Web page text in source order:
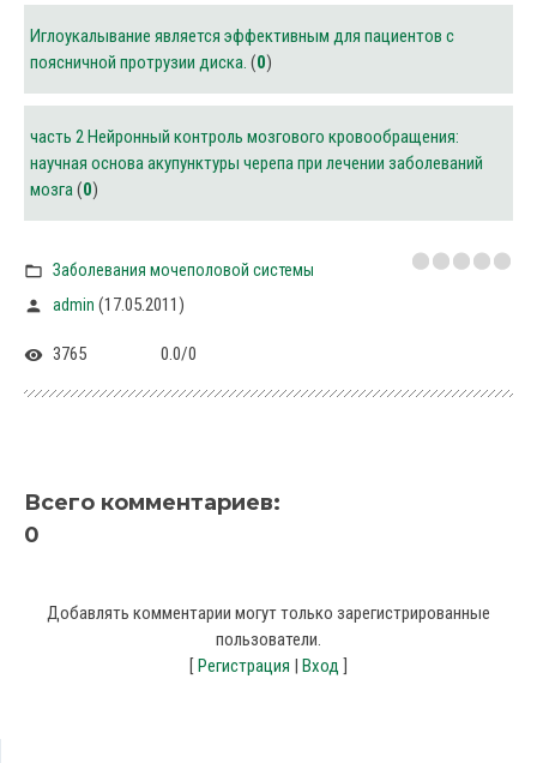
Иглоукалывание является эффективным для пациентов с
поясничной протрузии диска. (0)
часть 2 Нейронный контроль мозгового кровообращения:
научная основа акупунктуры черепа при лечении заболеваний
мозга(0)
Заболевания мочеполовой системы
admin (17.05.2011)
3765 0.0/0
Всего комментариев:
0
Добавлять комментарии могут только зарегистрированные
пользователи.
[Регистрация | Вход ]